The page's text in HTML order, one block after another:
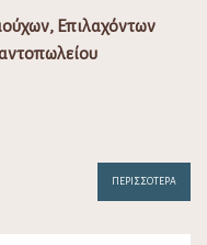
Επιλαχόντων
ΠΕΡΙΣΣΌΤΕΡΑ